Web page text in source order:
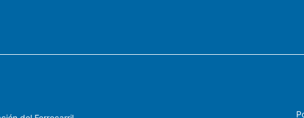
de adherencia y que a mayor discapacidad es menor la